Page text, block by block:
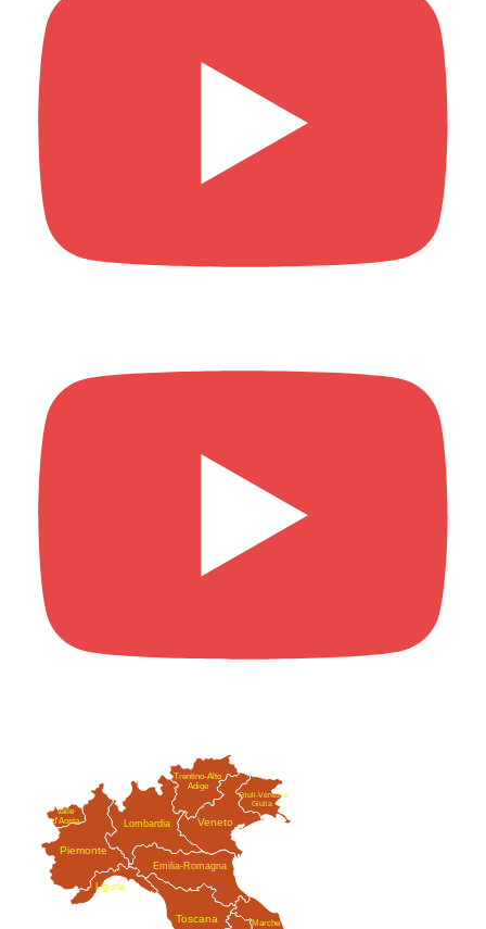
Valle
d'Aosta
Emilia-Romagna
Friuli-Venezia
Giulia
Liguria
Lombardia
Marche
Piemonte
Trentino-Alto
Adige
Toscana
Veneto